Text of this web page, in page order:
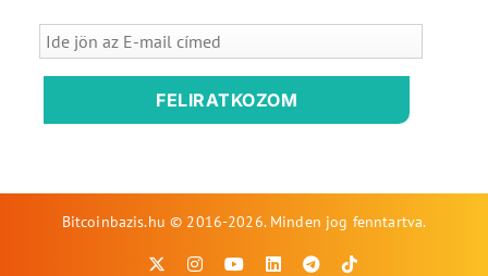
FELIRATKOZOM
Bitcoinbazis.hu © 2016-2026. Minden jog fenntartva.